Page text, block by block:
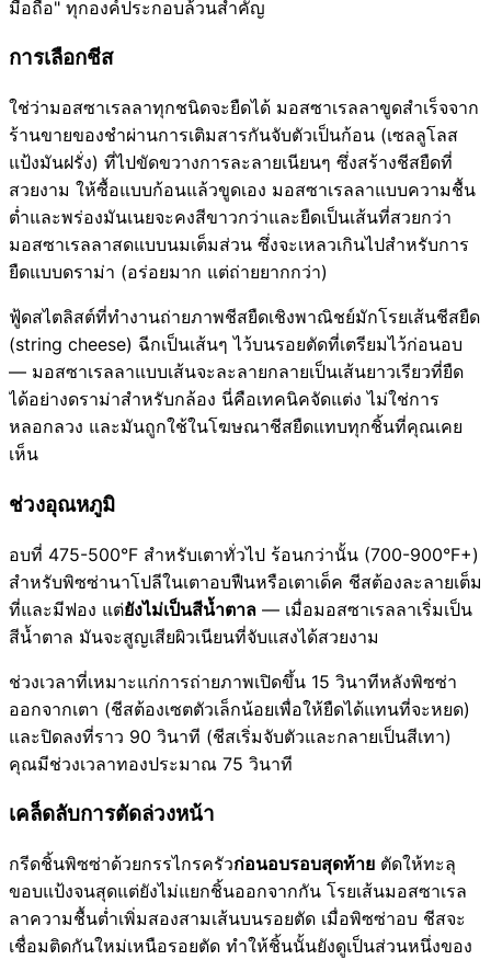
มือถือ" ทุกองค์ประกอบล้วนสำคัญ
การเลือกชีส
ใช่ว่ามอสซาเรลลาทุกชนิดจะยืดได้ มอสซาเรลลาขูดสำเร็จจาก
ร้านขายของชำผ่านการเติมสารกันจับตัวเป็นก้อน (เซลลูโลส
แป้งมันฝรั่ง) ที่ไปขัดขวางการละลายเนียนๆ ซึ่งสร้างชีสยืดที่
สวยงาม ให้ซื้อแบบก้อนแล้วขูดเอง มอสซาเรลลาแบบความชื้น
ต่ำและพร่องมันเนยจะคงสีขาวกว่าและยืดเป็นเส้นที่สวยกว่า
มอสซาเรลลาสดแบบนมเต็มส่วน ซึ่งจะเหลวเกินไปสำหรับการ
ยืดแบบดราม่า (อร่อยมาก แต่ถ่ายยากกว่า)
ฟู้ดสไตลิสต์ที่ทำงานถ่ายภาพชีสยืดเชิงพาณิชย์มักโรยเส้นชีสยืด
(string cheese) ฉีกเป็นเส้นๆ ไว้บนรอยตัดที่เตรียมไว้ก่อนอบ
— มอสซาเรลลาแบบเส้นจะละลายกลายเป็นเส้นยาวเรียวที่ยืด
ได้อย่างดราม่าสำหรับกล้อง นี่คือเทคนิคจัดแต่ง ไม่ใช่การ
หลอกลวง และมันถูกใช้ในโฆษณาชีสยืดแทบทุกชิ้นที่คุณเคย
เห็น
ช่วงอุณหภูมิ
อบที่ 475-500°F สำหรับเตาทั่วไป ร้อนกว่านั้น (700-900°F+)
สำหรับพิซซ่านาโปลีในเตาอบฟืนหรือเตาเด็ค ชีสต้องละลายเต็ม
ที่และมีฟอง แต่ยังไม่เป็นสีน้ำตาล — เมื่อมอสซาเรลลาเริ่มเป็น
สีน้ำตาล มันจะสูญเสียผิวเนียนที่จับแสงได้สวยงาม
ช่วงเวลาที่เหมาะแก่การถ่ายภาพเปิดขึ้น 15 วินาทีหลังพิซซ่า
ออกจากเตา (ชีสต้องเซตตัวเล็กน้อยเพื่อให้ยืดได้แทนที่จะหยด)
และปิดลงที่ราว 90 วินาที (ชีสเริ่มจับตัวและกลายเป็นสีเทา)
คุณมีช่วงเวลาทองประมาณ 75 วินาที
เคล็ดลับการตัดล่วงหน้า
กรีดชิ้นพิซซ่าด้วยกรรไกรครัวก่อนอบรอบสุดท้าย ตัดให้ทะลุ
ขอบแป้งจนสุดแต่ยังไม่แยกชิ้นออกจากกัน โรยเส้นมอสซาเรล
ลาความชื้นต่ำเพิ่มสองสามเส้นบนรอยตัด เมื่อพิซซ่าอบ ชีสจะ
เชื่อมติดกันใหม่เหนือรอยตัด ทำให้ชิ้นนั้นยังดูเป็นส่วนหนึ่งของ